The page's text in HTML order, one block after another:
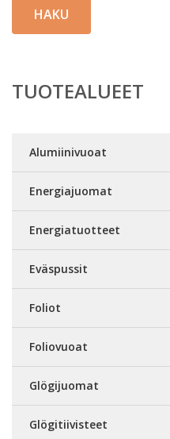
HAKU
TUOTEALUEET
Alumiinivuoat
Energiajuomat
Energiatuotteet
Eväspussit
Foliot
Foliovuoat
Glögijuomat
Glögitiivisteet